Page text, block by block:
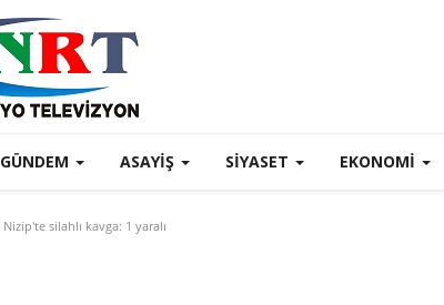
GÜNDEM ASAYIŞ SIYASET EKONOMI
Nizip'te silahlı kavga: 1 yaralı